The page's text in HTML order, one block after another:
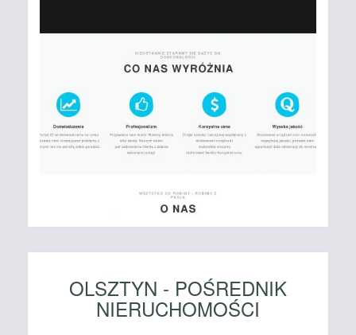
OLSZTYN - POŚREDNIK
NIERUCHOMOŚCI